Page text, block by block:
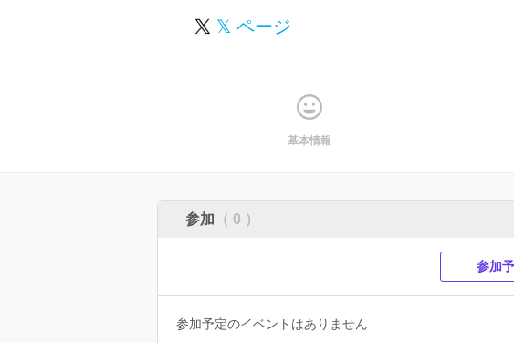
𝕏 ページ
基本情報
参加 （ 0 ）
参加
参加予定のイベントはありません